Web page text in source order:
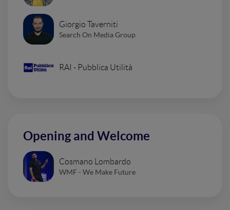
Giorgio Taverniti
Search On Media Group
RAI - Pubblica Utilità
Opening and Welcome
Cosmano Lombardo
WMF - We Make Future